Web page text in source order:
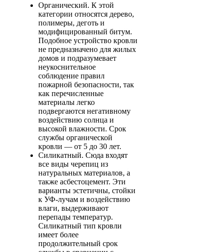
Органический. К этой
категории относятся дерево,
полимеры, деготь и
модифицированный битум.
Подобное устройство кровли
не предназначено для жилых
домов и подразумевает
неукоснительное
соблюдение правил
пожарной безопасности, так
как перечисленные
материалы легко
подвергаются негативному
воздействию солнца и
высокой влажности. Срок
службы органической
кровли — от 5 до 30 лет.
Силикатный. Сюда входят
все виды черепиц из
натуральных материалов, а
также асбестоцемент. Эти
варианты эстетичны, стойки
к УФ-лучам и воздействию
влаги, выдерживают
перепады температур.
Силикатный тип кровли
имеет более
продолжительный срок